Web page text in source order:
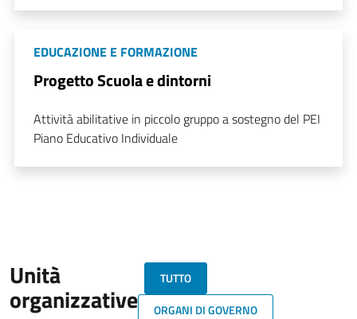
EDUCAZIONE E FORMAZIONE
Progetto Scuola e dintorni
Attività abilitative in piccolo gruppo a sostegno del PEI
Piano Educativo Individuale
Unità
organizzative
TUTTO
ORGANI DI GOVERNO